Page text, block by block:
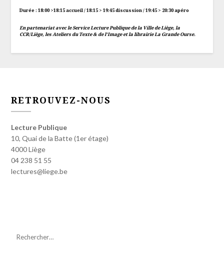
Durée : 18:00 >18:15 accueil / 18:15 > 19:45 discussion / 19:45 > 20:30 apéro
En partenariat avec le Service Lecture Publique de la Ville de Liège, la
CCR/Liège, les Ateliers du Texte & de l’Image et la librairie La Grande Ourse.
RETROUVEZ-NOUS
Lecture Publique
10, Quai de la Batte (1er étage)
4000 Liège
04 238 51 55
lectures@liege.be